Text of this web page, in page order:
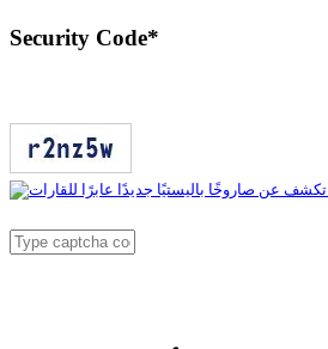
Security Code*